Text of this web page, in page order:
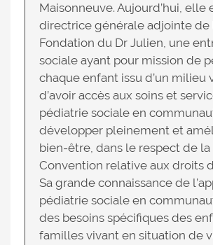
Maisonneuve. Aujourd’hui, elle
directrice générale adjointe de
Fondation du Dr Julien, une
sociale ayant pour mission de
chaque enfant issu d’un milieu
d’avoir accès aux soins et
pédiatrie sociale en
développer pleinement et
bien-être, dans le respect de la
Convention relative aux droits
Sa grande connaissance de
pédiatrie sociale en
des besoins spécifiques des
familles vivant en situation de